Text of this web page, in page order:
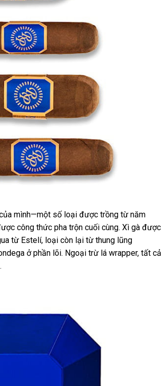
mình—một số loại được trồng từ năm
công thức pha trộn cuối cùng. Xì gà được
từ Estelí, loại còn lại từ thung lũng
ở phần lõi. Ngoại trừ lá wrapper, tất cả